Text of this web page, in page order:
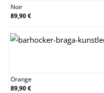
Noir
89,90 €
Orange
89,90 €